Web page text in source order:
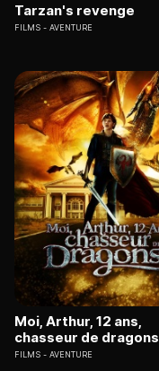
Tarzan's revenge
FILMS AVENTURE
Moi, Arthur, 12 ans,
chasseur de dragons
FILMS AVENTURE